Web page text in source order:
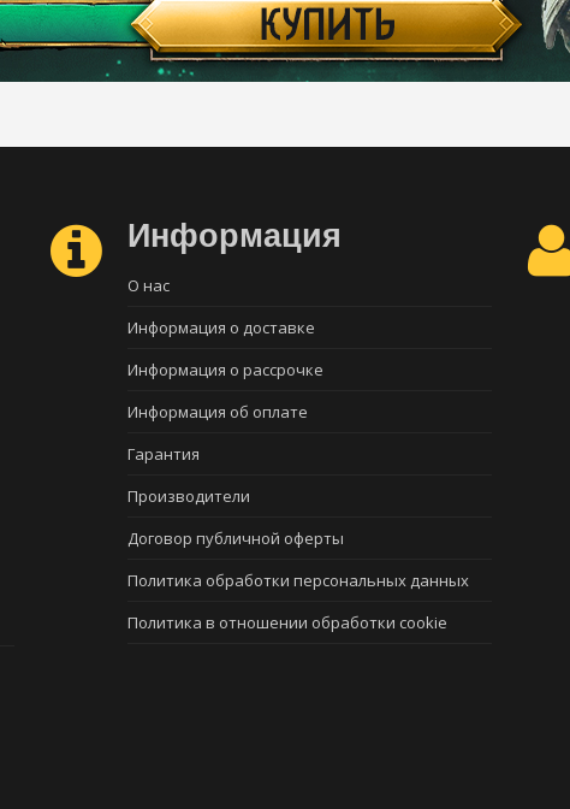
Информация
О нас
Информация о доставке
Информация о рассрочке
Информация об оплате
Гарантия
Производители
Договор публичной оферты
Политика обработки персональных данных
Политика в отношении обработки cookie